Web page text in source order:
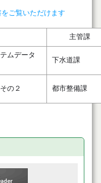
ご覧いただけます
主管課
ムデータ
下水道課
の２ 都市整備課